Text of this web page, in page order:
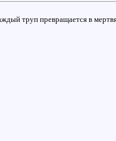
труп превращается в